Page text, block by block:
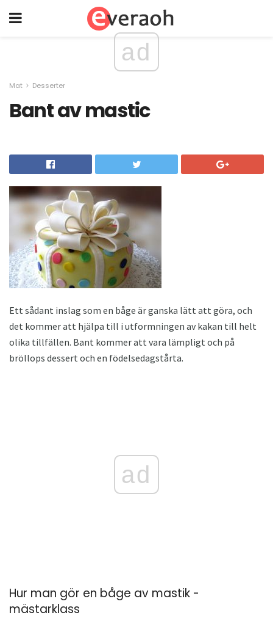
ad
Mat Desserter
Bant av mastic
Ett sådant inslag som en båge är ganska lätt att göra, och
det kommer att hjälpa till i utformningen av kakan till helt
olika tillfällen. Bant kommer att vara lämpligt och på
bröllops dessert och en födelsedagstårta.
ad
Hur man gör en båge av mastik -
mästarklass